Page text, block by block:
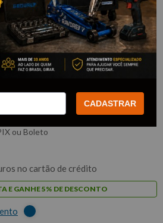
1/2"X 16mm -
RED
ou Boleto
no cartão de crédito
E GANHE 5% DE DESCONTO
CADASTRAR